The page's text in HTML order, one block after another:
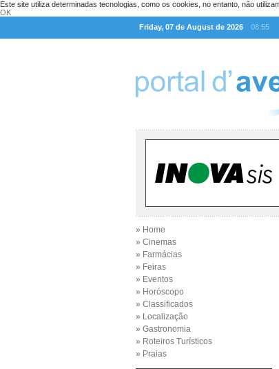
Este site utiliza determinadas tecnologias, como os cookies, no entanto, não
OK
Friday, 07 de August de 2026
08:55
» Home
» Cinemas
» Farmácias
» Feiras
» Eventos
» Horóscopo
» Classificados
» Localização
» Gastronomia
» Roteiros Turísticos
» Praias